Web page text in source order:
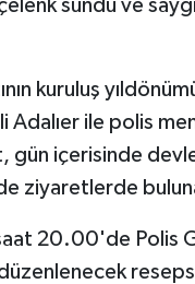
sundu ve
kuruluş
Adalıer ile polis
gün içerisinde
ziyaretlerde
20.00'de Polis